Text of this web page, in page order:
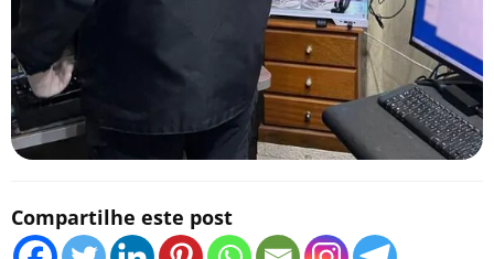
Compartilhe este post